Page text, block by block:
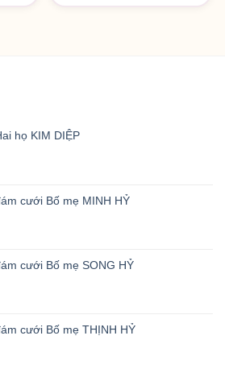
họ KIM DIỆP
cưới Bố mẹ MINH HỶ
cưới Bố mẹ SONG HỶ
cưới Bố mẹ THỊNH HỶ